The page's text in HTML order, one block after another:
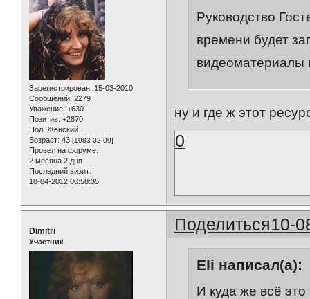
Зарегистрирован: 15-03-2010
Сообщений: 2279
Уважение: +630
Позитив: +2870
Пол: Женский
Возраст: 43 [1983-02-09]
Провел на форуме:
2 месяца 2 дня
Последний визит:
18-04-2012 00:58:35
Руководство
времени будет
видеоматериалы
ну и где ж этот
0
Поделиться10-
Dimitri
Участник
Eli написал(а):
И куда же всё